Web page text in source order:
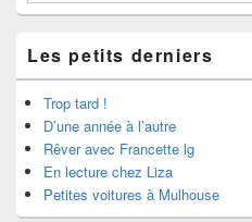
Les petits derniers
Trop tard !
D’une année à l’autre
Rêver avec Francette lg
En lecture chez Liza
Petites voitures à Mulhouse